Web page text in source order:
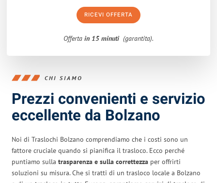
RICEVI OFFERTA
Offerta in 15 minuti (garantita).
CHI SIAMO
Prezzi convenienti e servizio
eccellente da Bolzano
Noi di Traslochi Bolzano comprendiamo che i costi sono un
fattore cruciale quando si pianifica il trasloco. Ecco perché
puntiamo sulla trasparenza e sulla correttezza per offrirti
soluzioni su misura. Che si tratti di un trasloco locale a Bolzano